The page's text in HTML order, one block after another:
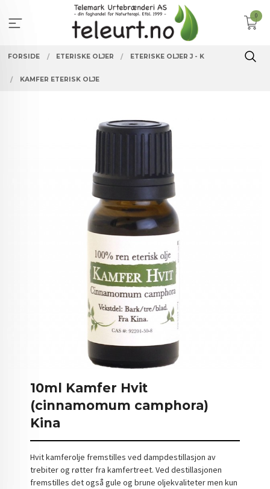
innholdet
0
FORSIDE ETERISKE OLJER ETERISKE OLJER J - K
KAMFER ETERISK OLJE
10ml Kamfer Hvit
(cinnamomum camphora)
Kina
Hvit kamferolje fremstilles ved dampdestillasjon av
trebiter og røtter fra kamfertreet. Ved destillasjonen
fremstilles det også gule og brune oljekvaliteter men kun